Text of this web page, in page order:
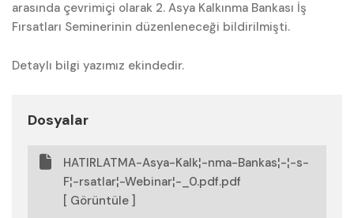
arasında çevrimiçi olarak 2. Asya Kalkınma Bankası İş
Fırsatları Seminerinin düzenleneceği bildirilmişti.
Detaylı bilgi yazımız ekindedir.
Dosyalar
HATIRLATMA-Asya-Kalk¦-nma-Bankas¦-¦-s-
F¦-rsatlar¦-Webinar¦-_0.pdf.pdf
[ Görüntüle ]